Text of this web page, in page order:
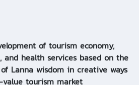
of tourism economy,
and health services based on the
Lanna wisdom in creative ways
tourism market